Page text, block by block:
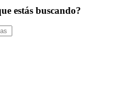
estás buscando?